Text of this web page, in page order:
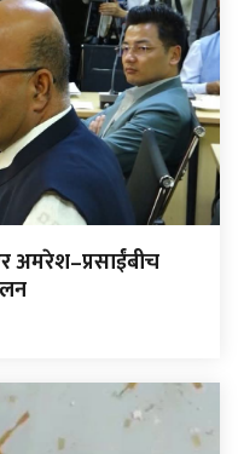
अमरेश–प्रसाईंबीच